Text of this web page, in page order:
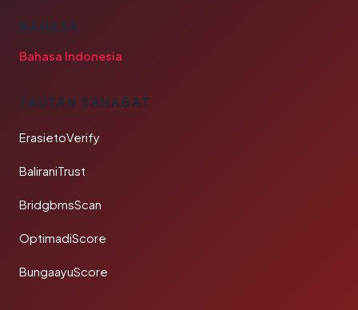
BAHASA
Bahasa Indonesia
TAUTAN SAHABAT
ErasietoVerify
BaliraniTrust
BridgbmsScan
OptimadiScore
BungaayuScore